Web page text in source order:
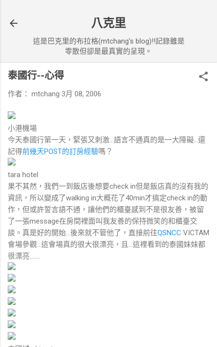
八克里
這是巴克里的布拉格(mtchang's blog)!!記錄雖是
零散但卻是最真實的呈現。
泰國行--心得
作者： mtchang 3月 08, 2006
小港機場
今天泰國行第一天，緊張又刺激...語言不通真的是一大障礙...還
記得前幾天POST的訂房經驗嗎？
tara hotel
果不其然，我們一到飯店後想要check in但是飯店真的沒有我的
資訊，所以變成了walking in大概花了40min才搞定check in的動
作，但或許誓言語不通，讓他們的櫃臺感到不是很友善，被留
了一張message在房間裡面叫我友善的保持微笑的和櫃臺交
談。真是好的開始...後來就不管他了，直接前往QSNCC VICTAM
會場參觀...這會場真的很大很漂亮，且...這裡看到的泰國妹妹都
很漂亮.......